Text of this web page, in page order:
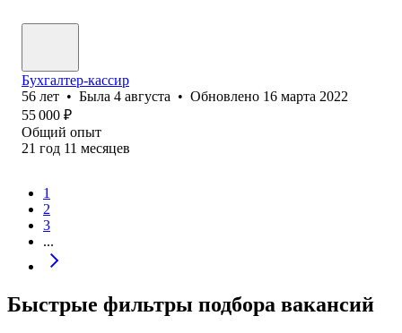
Бухгалтер-кассир
56 лет • Была 4 августа • Обновлено 16 марта 2022
55 000 ₽
Общий опыт
21 год 11 месяцев
1
2
3
...
Быстрые фильтры подбора вакансий